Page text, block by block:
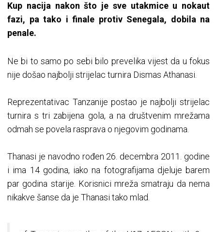
Kup nacija nakon što je sve utakmice u nokaut
fazi, pa tako i finale protiv Senegala, dobila na
penale.
Ne bi to samo po sebi bilo prevelika vijest da u fokus
nije došao najbolji strijelac turnira Dismas Athanasi.
Reprezentativac Tanzanije postao je najbolji strijelac
turnira s tri zabijena gola, a na društvenim mrežama
odmah se povela rasprava o njegovim godinama.
Thanasi je navodno rođen 26. decembra 2011. godine
i ima 14 godina, iako na fotografijama djeluje barem
par godina starije. Korisnici mreža smatraju da nema
nikakve šanse da je Thanasi tako mlad.